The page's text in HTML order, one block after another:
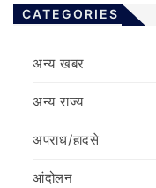
CATEGORIES
अन्य खबर
अन्य राज्य
अपराध/हादसे
आंदोलन